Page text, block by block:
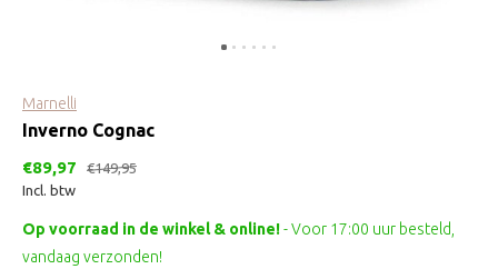
Marnelli
Inverno Cognac
€89,97
€149,95
Incl. btw
Op voorraad in de winkel & online!- Voor 17:00 uur besteld,
vandaag verzonden!